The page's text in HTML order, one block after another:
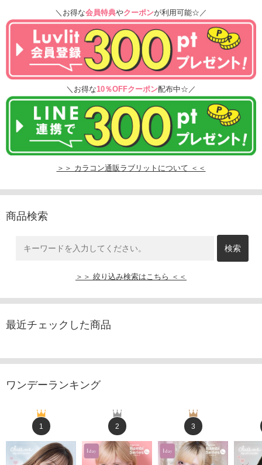
＼お得な会員特典やクーポンが利用可能☆／
＼お得な10％OFFクーポン配布中☆／
＞＞ カラコン通販ラブリットについて ＜＜
商品検索
＞＞ 絞り込み検索はこちら ＜＜
最近チェックした商品
ワンデーランキング
1 2 3